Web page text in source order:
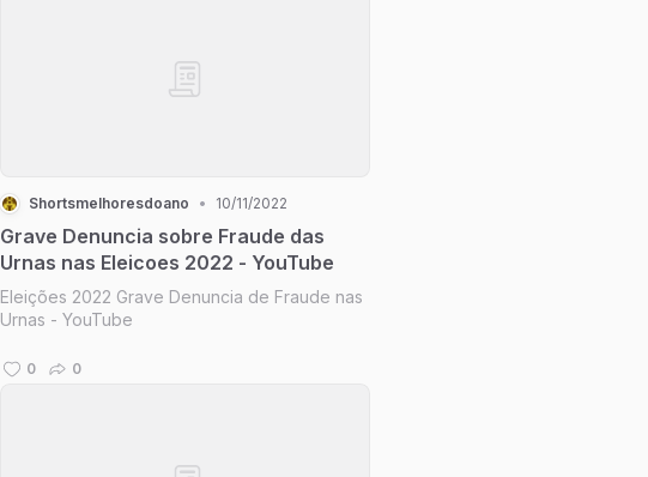
Shortsmelhoresdoano • 10/11/2022
Grave Denuncia sobre Fraude das
Urnas nas Eleicoes 2022 - YouTube
Eleições 2022 Grave Denuncia de Fraude nas
Urnas - YouTube
0 0